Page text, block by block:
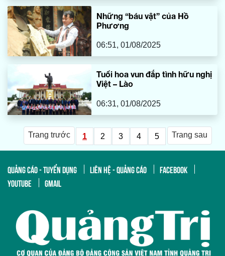
Những “báu vật” của Hồ
Phương
06:51, 01/08/2025
Tuổi hoa vun đắp tình hữu nghị
Việt – Lào
06:31, 01/08/2025
Trang trước 1 2 3 4 5 Trang sau
QUẢNG CÁO - TUYỂN DỤNG LIÊN HỆ - QUẢNG CÁO
FACEBOOK
YOUTUBE
GMAIL